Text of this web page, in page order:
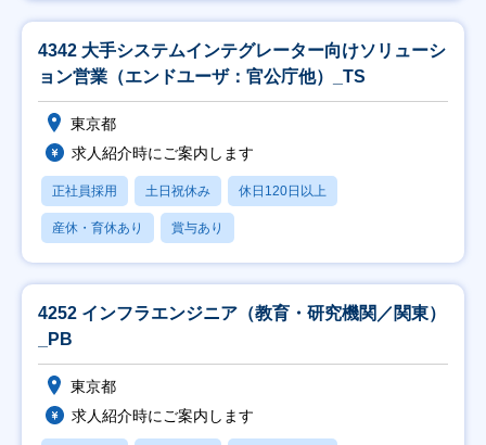
4342 大手システムインテグレーター向けソリューシ
ョン営業（エンドユーザ：官公庁他）_TS
東京都
求人紹介時にご案内します
正社員採用 土日祝休み 休日120日以上
産休・育休あり 賞与あり
4252 インフラエンジニア（教育・研究機関／関東）
_PB
東京都
求人紹介時にご案内します